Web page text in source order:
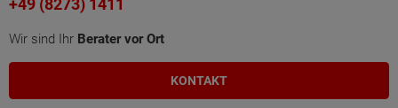
+49 (8273) 1411
Wir sind Ihr Berater vor Ort
KONTAKT